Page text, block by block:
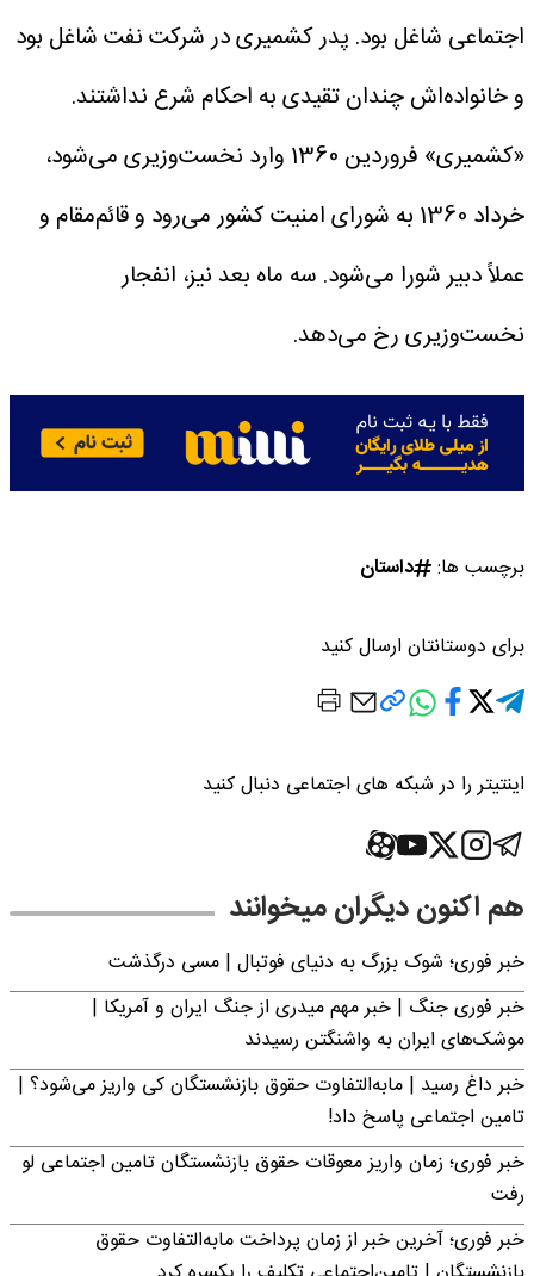
اجتماعی شاغل بود. پدر کشمیری در شرکت نفت شاغل بود
و خانواده‌اش چندان تقیدی به احکام شرع نداشتند.
«کشمیری» فروردین 1360 وارد نخست‌وزیری می‌شود،
خرداد 1360 به شورای امنیت کشور می‌رود و قائم‌مقام و
عملاً دبیر شورا می‌شود. سه ماه بعد نیز، انفجار
نخست‌وزیری رخ می‌دهد.
برچسب ها: داستان
برای دوستانتان ارسال کنید
اینتیتر را در شبکه های اجتماعی دنبال کنید
هم اکنون دیگران میخوانند
خبر فوری؛‌ شوک بزرگ به دنیای فوتبال | مسی درگذشت
خبر فوری جنگ | خبر مهم میدری از جنگ ایران و آمریکا |
موشک‌های ایران به واشنگتن رسیدند
خبر داغ رسید | مابه‌التفاوت حقوق بازنشستگان کی واریز می‌شود؟ |
تامین اجتماعی پاسخ داد!
خبر فوری؛ زمان واریز معوقات حقوق بازنشستگان تامین اجتماعی لو
رفت
خبر فوری؛ آخرین خبر از زمان پرداخت مابه‌التفاوت حقوق